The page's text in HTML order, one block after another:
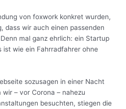
von foxwork konkret wurden,
dass wir auch einen passenden
mal ganz ehrlich: ein Startup
ist wie ein Fahrradfahrer ohne
sozusagen in einer Nacht
– vor Corona – nahezu
besuchten, stiegen die